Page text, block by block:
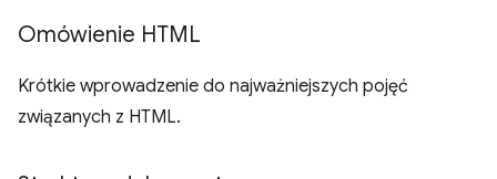
Omówienie HTML
Krótkie wprowadzenie do najważniejszych pojęć
związanych z HTML.